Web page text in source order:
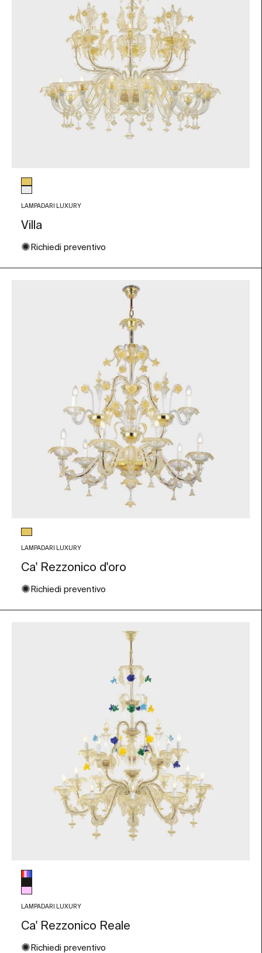
Colore vetro
Foglia Oro
Trasparente
LAMPADARI LUXURY
Villa
✺ Richiedi preventivo
Colore vetro
Foglia Oro
LAMPADARI LUXURY
Ca' Rezzonico d'oro
✺ Richiedi preventivo
Colore vetro
Nero
Rosa
LAMPADARI LUXURY
Ca' Rezzonico Reale
✺ Richiedi preventivo